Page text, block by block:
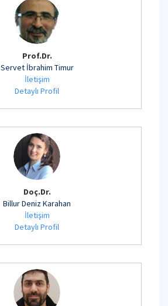
Prof.Dr.
Servet İbrahim Timur
İletişim
Detaylı Profil
Doç.Dr.
Billur Deniz Karahan
İletişim
Detaylı Profil